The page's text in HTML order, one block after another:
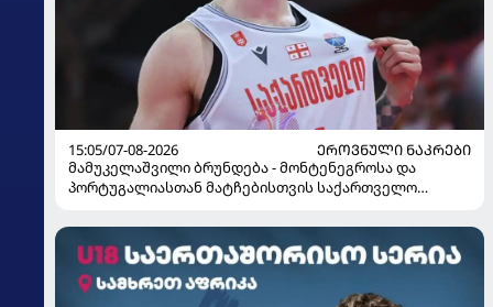
15:05/07-08-2026
ᲔᲠᲝᲕᲜᲣᲚᲘ ᲜᲐᲙᲠᲔᲑᲘ
მამუკელაშვილი ბრუნდება - მონტენეგროსა და
პორტუგალიასთან მატჩებისთვის საქართველო